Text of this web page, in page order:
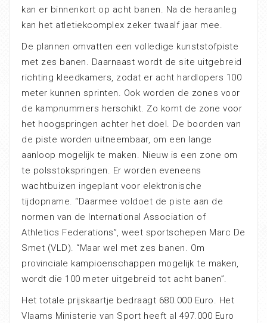
kan er binnenkort op acht banen. Na de heraanleg
kan het atletiekcomplex zeker twaalf jaar mee.
De plannen omvatten een volledige kunststofpiste
met zes banen. Daarnaast wordt de site uitgebreid
richting kleedkamers, zodat er acht hardlopers 100
meter kunnen sprinten. Ook worden de zones voor
de kampnummers herschikt. Zo komt de zone voor
het hoogspringen achter het doel. De boorden van
de piste worden uitneembaar, om een lange
aanloop mogelijk te maken. Nieuw is een zone om
te polsstokspringen. Er worden eveneens
wachtbuizen ingeplant voor elektronische
tijdopname. “Daarmee voldoet de piste aan de
normen van de International Association of
Athletics Federations”, weet sportschepen Marc De
Smet (VLD). “Maar wel met zes banen. Om
provinciale kampioenschappen mogelijk te maken,
wordt die 100 meter uitgebreid tot acht banen”.
Het totale prijskaartje bedraagt 680.000 Euro. Het
Vlaams Ministerie van Sport heeft al 497.000 Euro